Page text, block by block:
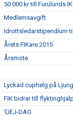
50 000 kr till Furulunds IK
Medlemsavgift
Idrottsledarstipendium
Årets FIKare 2015
Årsmöte
Lyckad cuphelg på
FIK bidrar till
TJEJ-DAG